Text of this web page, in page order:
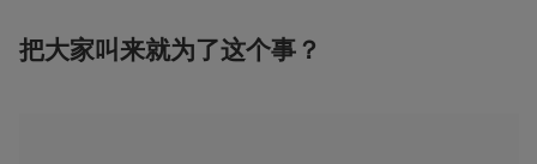
把大家叫来就为了这个事？